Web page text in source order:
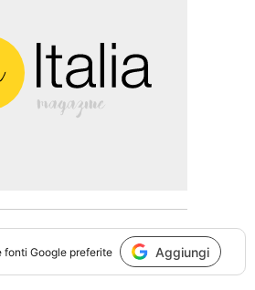
fonti Google preferite Aggiungi